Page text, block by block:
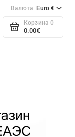
Валюта Euro €
Корзина 0
0.00€